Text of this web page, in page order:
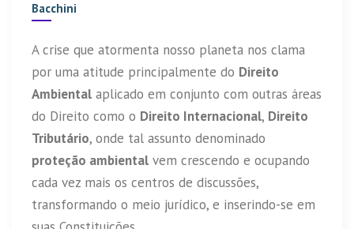
Bacchini
A crise que atormenta nosso planeta nos clama
por uma atitude principalmente do Direito
Ambiental aplicado em conjunto com outras áreas
do Direito como o Direito Internacional, Direito
Tributário, onde tal assunto denominado
proteção ambiental vem crescendo e ocupando
cada vez mais os centros de discussões,
transformando o meio jurídico, e inserindo-se em